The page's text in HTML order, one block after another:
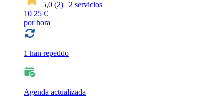
5,0 (2) | 2 servicios
10 25 €
por hora
1 han repetido
Agenda actualizada